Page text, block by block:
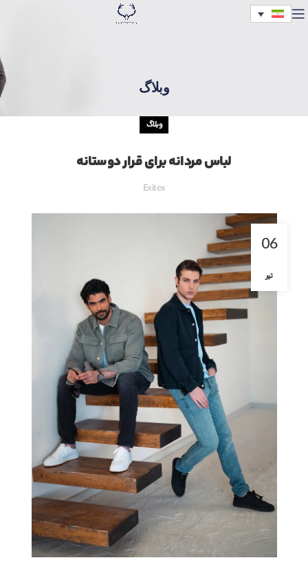
وبلاگ
وبلاگ
لباس مردانه برای قرار دوستانه
Exitex
06
تیر